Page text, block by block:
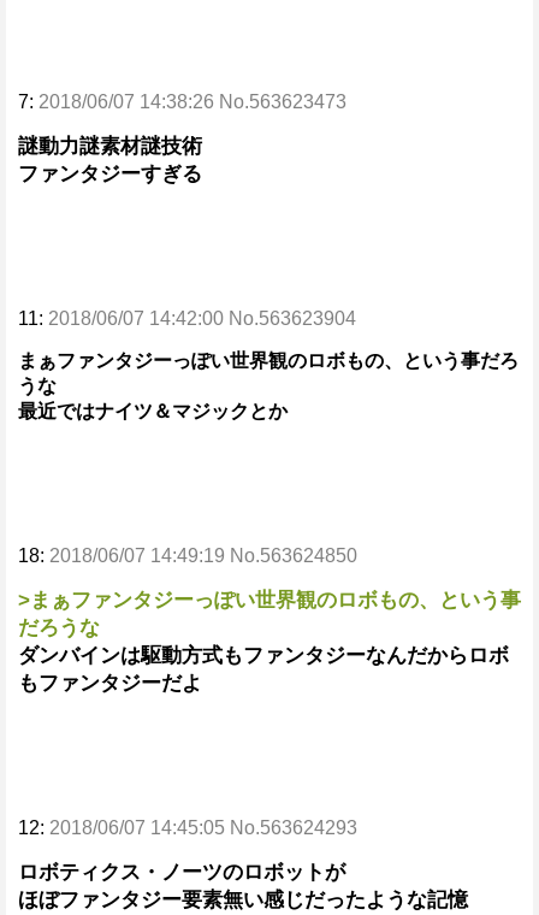
7: 2018/06/07 14:38:26 No.563623473
謎動力謎素材謎技術
ファンタジーすぎる
11: 2018/06/07 14:42:00 No.563623904
まぁファンタジーっぽい世界観のロボもの、という事だろ
うな
最近ではナイツ＆マジックとか
18: 2018/06/07 14:49:19 No.563624850
>まぁファンタジーっぽい世界観のロボもの、という事
だろうな
ダンバインは駆動方式もファンタジーなんだからロボ
もファンタジーだよ
12: 2018/06/07 14:45:05 No.563624293
ロボティクス・ノーツのロボットが
ほぼファンタジー要素無い感じだったような記憶